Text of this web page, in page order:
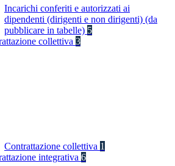
Incarichi conferiti e autorizzati ai
dipendenti (dirigenti e non dirigenti) (da
pubblicare in tabelle) 5
collettiva 3
Contrattazione collettiva 1
integrativa 6